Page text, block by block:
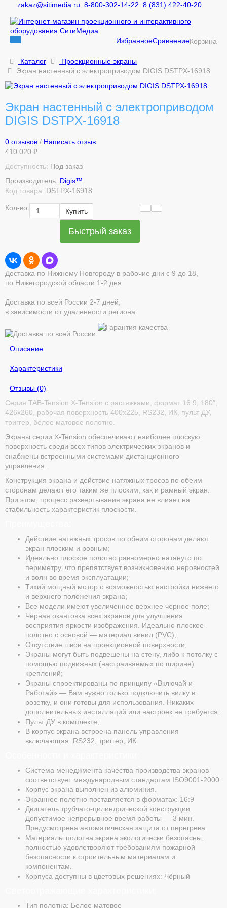
8 (831) 422-40-20
8-800-302-14-22
zakaz@sitimedia.ru
Корзина
Сравнение
Избранное
Каталог
Проекционные экраны
Экран настенный с электроприводом DIGIS DSTPX-16918
Экран настенный с электроприводом
DIGIS DSTPX-16918
0 отзывов / Написать отзыв
410 020 ₽
Доступность: Под заказ
Производитель: Digis™
Код товара: DSTPX-16918
Кол-во: Купить
Быстрый заказ
Доставка по Нижнему Новгороду в рабочие дни с 9 до 18,
по Нижегородской области 1-2 дня
Доставка по всей России 2-7 дней,
в зависимости от удаленности региона
Описание
Характеристики
Отзывы (0)
Серия TAB-Tension X-Tension с растяжками, формат 16:9, 180″,
426x260, рабочая поверхность 400x225, RS232, ИК, пульт ДУ,
триггер, белое матовое полотно.
Экраны серии X-Tension обеспечивают наиболее плоскую
поверхность среди всех типов электрических экранов и
снабжены встроенными системами дистанционного
управления.
Конструкция экрана и действие натяжных тросов по обеим
сторонам делают его таким же плоским, как и рамный экран.
При этом, процесс развертывания экрана не влияет на
стабильность характеристик плоскости.
Действие натяжных тросов по обеим сторонам делают
экран плоским и ровным;
Идеально плоское полотно равномерно натянуто по
периметру, что препятствует возникновению неровностей
и волн во время эксплуатации;
Тихий мощный мотор с возможностью настройки нижнего
и верхнего положения экрана;
Все модели имеют увеличенное верхнее черное поле;
Черная окантовка всех экранов для улучшения
восприятия яркости изображения. Идеально плоское
полотно с основой — материал винил (PVC);
Отсутствие швов на проекционной поверхности;
Экраны могут быть подвешены на стену, либо к потолку с
помощью подвижных (настраиваемых по ширине)
креплений;
Экраны спроектированы по принципу «Включай и
Работай» — Вам нужно только подключить вилку в
розетку, и они готовы для использования. Никаких
дополнительных инсталляций или настроек не требуется;
Пульт ДУ в комплекте;
В корпус экрана встроена панель управления
включающая: RS232, триггер, ИК.
Система менеджмента качества производства экранов
соответствует международным стандартам ISO9001-2000.
Корпус экрана выполнен из алюминия.
Экранное полотно поставляется в форматах: 16:9
Двигатель трубчато-цилиндрической конструкции.
Допустимое непрерывное время работы — 3 мин.
Предусмотрена автоматическая защита от перегрева.
Материалы полотна экрана экологически безопасны,
полностью удовлетворяют требованиям пожарной
безопасности к строительным материалам и
компонентам.
Корпуса доступны в цветовых решениях: Чёрный
Тип полотна: Белое матовое